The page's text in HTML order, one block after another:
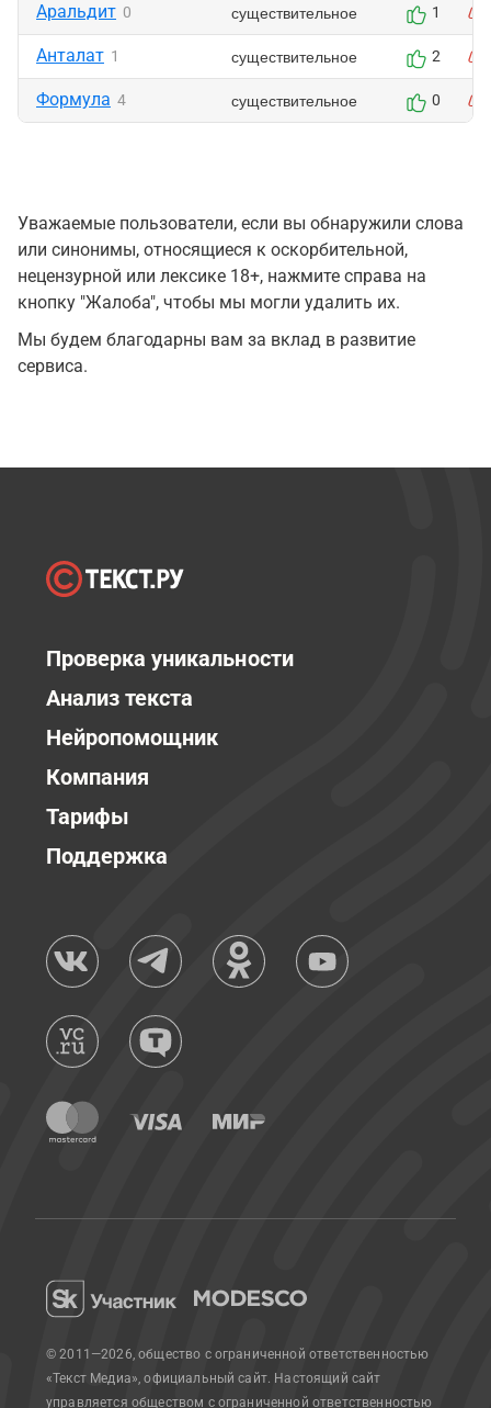
Аральдит 0 существительное 1
Анталат 1 существительное 2
Формула 4 существительное 0
Уважаемые пользователи, если вы обнаружили слова
или синонимы, относящиеся к оскорбительной,
нецензурной или лексике 18+, нажмите справа на
кнопку "Жалоба", чтобы мы могли удалить их.
Мы будем благодарны вам за вклад в развитие
сервиса.
Проверка уникальности
Анализ текста
Нейропомощник
Компания
Тарифы
Поддержка
© 2011—2026, общество с ограниченной ответственностью
«Текст Медиа», официальный сайт. Настоящий сайт
управляется обществом с ограниченной ответственностью